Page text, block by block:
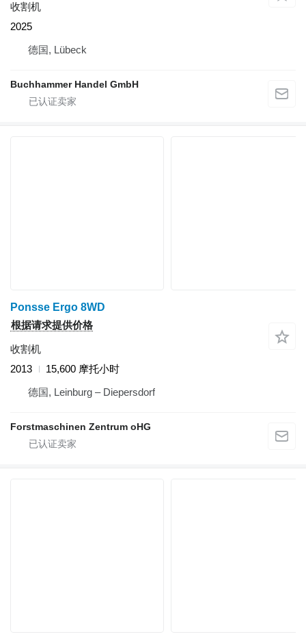
收割机
2025
德国, Lübeck
Buchhammer Handel GmbH
Ponsse Ergo 8WD
根据请求提供价格
收割机
2013
15,600 摩托小时
德国, Leinburg – Diepersdorf
Forstmaschinen Zentrum oHG